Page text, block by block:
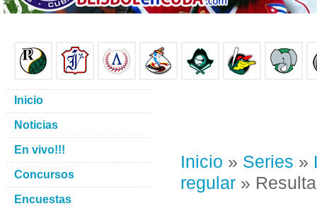
Inicio » Series »
regular »
Inicio
Noticias
En vivo!!!
Concursos
Encuestas